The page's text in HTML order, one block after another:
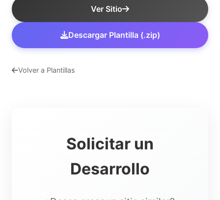
Ver Sitio
Descargar Plantilla (.zip)
Volver a Plantillas
Solicitar un
Desarrollo